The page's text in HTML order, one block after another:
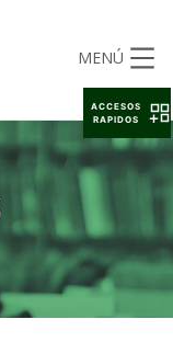
MENÚ
ACCESOS
RAPIDOS